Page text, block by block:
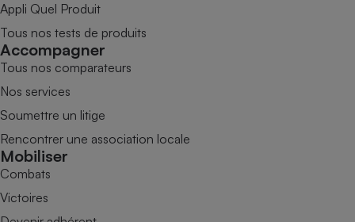
Appli Quel Produit
Tous nos tests de produits
Accompagner
Tous nos comparateurs
Nos services
Soumettre un litige
Rencontrer une association locale
Mobiliser
Combats
Victoires